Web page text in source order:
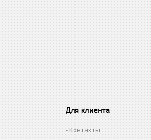
Для клиента
Контакты